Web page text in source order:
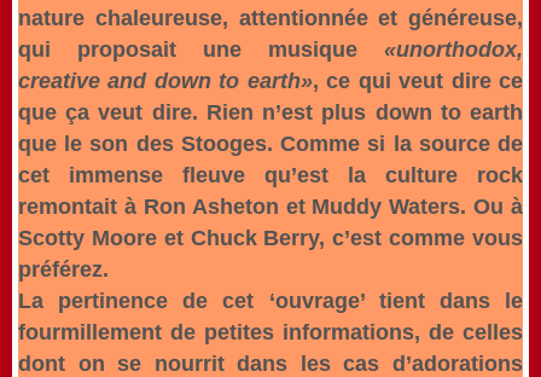
nature chaleureuse, attentionnée et généreuse,
qui proposait une musique «unorthodox,
creative and down to earth», ce qui veut dire ce
que ça veut dire. Rien n’est plus down to earth
que le son des Stooges. Comme si la source de
cet immense fleuve qu’est la culture rock
remontait à Ron Asheton et Muddy Waters. Ou à
Scotty Moore et Chuck Berry, c’est comme vous
préférez.
La pertinence de cet ‘ouvrage’ tient dans le
fourmillement de petites informations, de celles
dont on se nourrit dans les cas d’adorations